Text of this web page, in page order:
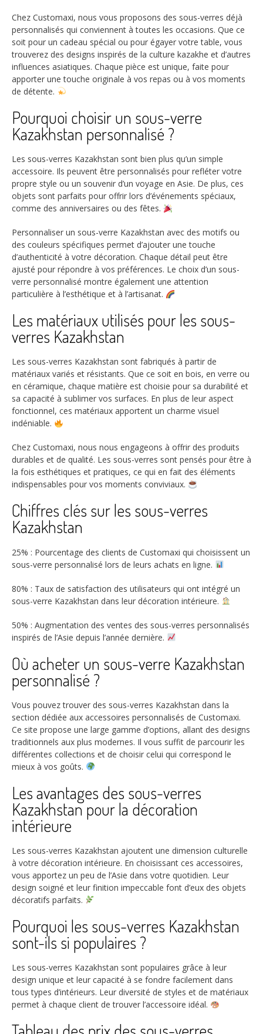
Chez Customaxi, nous vous proposons des sous-verres déjà
personnalisés qui conviennent à toutes les occasions. Que ce
soit pour un cadeau spécial ou pour égayer votre table, vous
trouverez des designs inspirés de la culture kazakhe et d’autres
influences asiatiques. Chaque pièce est unique, faite pour
apporter une touche originale à vos repas ou à vos moments
de détente.
Pourquoi choisir un sous-verre
Kazakhstan personnalisé ?
Les sous-verres Kazakhstan sont bien plus qu’un simple
accessoire. Ils peuvent être personnalisés pour refléter votre
propre style ou un souvenir d’un voyage en Asie. De plus, ces
objets sont parfaits pour offrir lors d’événements spéciaux,
comme des anniversaires ou des fêtes.
Personnaliser un sous-verre Kazakhstan avec des motifs ou
des couleurs spécifiques permet d’ajouter une touche
d’authenticité à votre décoration. Chaque détail peut être
ajusté pour répondre à vos préférences. Le choix d’un sous-
verre personnalisé montre également une attention
particulière à l’esthétique et à l’artisanat.
Les matériaux utilisés pour les sous-
verres Kazakhstan
Les sous-verres Kazakhstan sont fabriqués à partir de
matériaux variés et résistants. Que ce soit en bois, en verre ou
en céramique, chaque matière est choisie pour sa durabilité et
sa capacité à sublimer vos surfaces. En plus de leur aspect
fonctionnel, ces matériaux apportent un charme visuel
indéniable.
Chez Customaxi, nous nous engageons à offrir des produits
durables et de qualité. Les sous-verres sont pensés pour être à
la fois esthétiques et pratiques, ce qui en fait des éléments
indispensables pour vos moments conviviaux.
Chiffres clés sur les sous-verres
Kazakhstan
25% : Pourcentage des clients de Customaxi qui choisissent un
sous-verre personnalisé lors de leurs achats en ligne.
80% : Taux de satisfaction des utilisateurs qui ont intégré un
sous-verre Kazakhstan dans leur décoration intérieure.
50% : Augmentation des ventes des sous-verres personnalisés
inspirés de l’Asie depuis l’année dernière.
Où acheter un sous-verre Kazakhstan
personnalisé ?
Vous pouvez trouver des sous-verres Kazakhstan dans la
section dédiée aux accessoires personnalisés de Customaxi.
Ce site propose une large gamme d’options, allant des designs
traditionnels aux plus modernes. Il vous suffit de parcourir les
différentes collections et de choisir celui qui correspond le
mieux à vos goûts.
Les avantages des sous-verres
Kazakhstan pour la décoration
intérieure
Les sous-verres Kazakhstan ajoutent une dimension culturelle
à votre décoration intérieure. En choisissant ces accessoires,
vous apportez un peu de l’Asie dans votre quotidien. Leur
design soigné et leur finition impeccable font d’eux des objets
décoratifs parfaits.
Pourquoi les sous-verres Kazakhstan
sont-ils si populaires ?
Les sous-verres Kazakhstan sont populaires grâce à leur
design unique et leur capacité à se fondre facilement dans
tous types d’intérieurs. Leur diversité de styles et de matériaux
permet à chaque client de trouver l’accessoire idéal.